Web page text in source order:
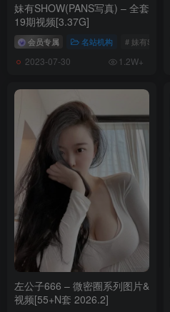
妹有SHOW(PANS写真) – 全套
19期视频[3.37G]
会员专属 名站机构 # 妹有SHOW
2023-07-30 1.2W+
左公子666 – 微密圈系列图片&
视频[55+N套 2026.2]